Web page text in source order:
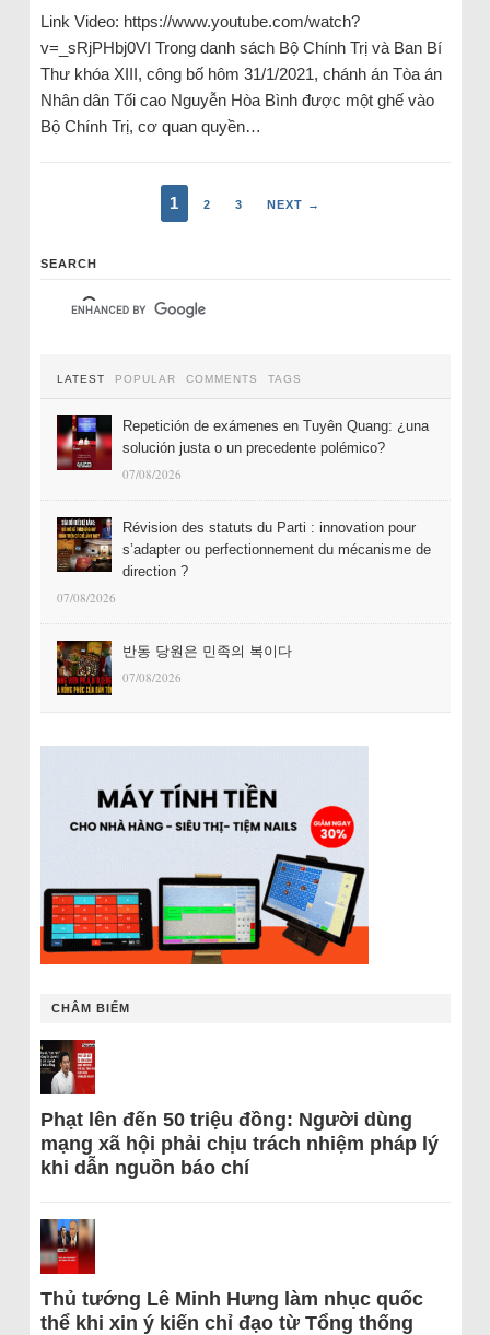
Link Video: https://www.youtube.com/watch?
v=_sRjPHbj0VI Trong danh sách Bộ Chính Trị và Ban Bí
Thư khóa XIII, công bố hôm 31/1/2021, chánh án Tòa án
Nhân dân Tối cao Nguyễn Hòa Bình được một ghế vào
Bộ Chính Trị, cơ quan quyền…
1 2 3 NEXT →
SEARCH
LATEST POPULAR COMMENTS TAGS
Repetición de exámenes en Tuyên Quang: ¿una
solución justa o un precedente polémico?
07/08/2026
Révision des statuts du Parti : innovation pour
s’adapter ou perfectionnement du mécanisme de
direction ?
07/08/2026
반동 당원은 민족의 복이다
07/08/2026
CHÂM BIẾM
Phạt lên đến 50 triệu đồng: Người dùng
mạng xã hội phải chịu trách nhiệm pháp lý
khi dẫn nguồn báo chí
Thủ tướng Lê Minh Hưng làm nhục quốc
thể khi xin ý kiến chỉ đạo từ Tổng thống